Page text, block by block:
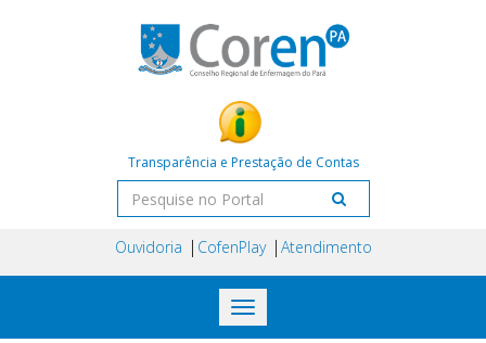
Transparência e Prestação de Contas
Ouvidoria CofenPlay Atendimento
Toggle
navigation